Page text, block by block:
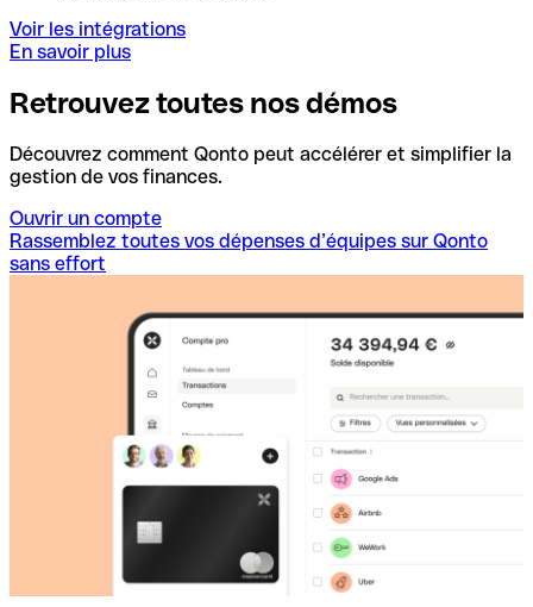
Voir les intégrations
En savoir plus
Retrouvez toutes nos démos
Découvrez comment Qonto peut accélérer et simplifier la
gestion de vos finances.
Ouvrir un compte
Rassemblez toutes vos dépenses d’équipes sur Qonto
sans effort